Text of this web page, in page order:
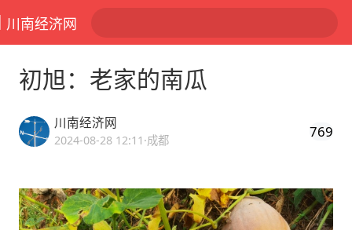
川南经济网
初旭：老家的南瓜
川南经济网
2024-08-28 12:11 ·成都 769